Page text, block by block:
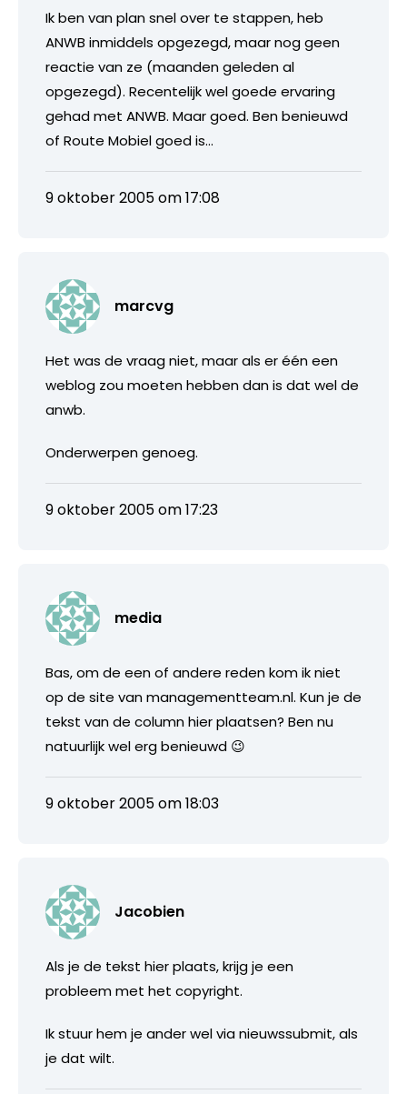
Ik ben van plan snel over te stappen, heb
ANWB inmiddels opgezegd, maar nog geen
reactie van ze (maanden geleden al
opgezegd). Recentelijk wel goede ervaring
gehad met ANWB. Maar goed. Ben benieuwd
of Route Mobiel goed is…
9 oktober 2005 om 17:08
marcvg
Het was de vraag niet, maar als er één een
weblog zou moeten hebben dan is dat wel de
anwb.
Onderwerpen genoeg.
9 oktober 2005 om 17:23
media
Bas, om de een of andere reden kom ik niet
op de site van managementteam.nl. Kun je de
tekst van de column hier plaatsen? Ben nu
natuurlijk wel erg benieuwd 😉
9 oktober 2005 om 18:03
Jacobien
Als je de tekst hier plaats, krijg je een
probleem met het copyright.
Ik stuur hem je ander wel via nieuwssubmit, als
je dat wilt.